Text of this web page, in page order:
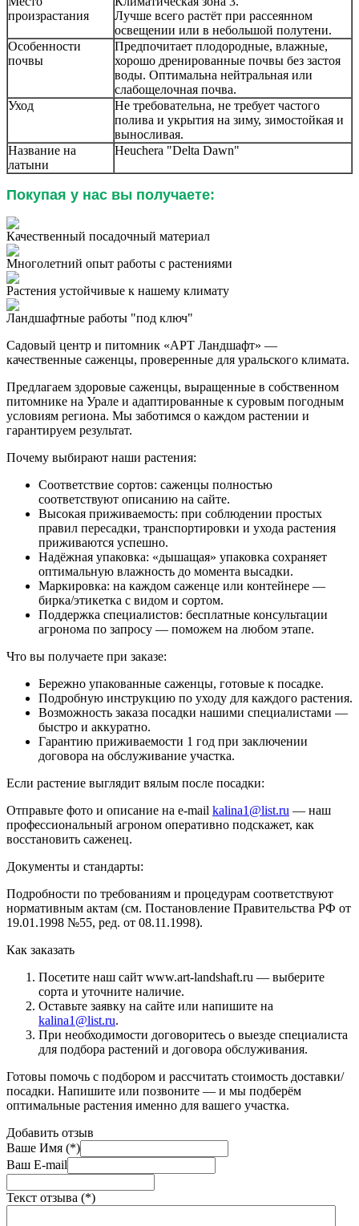
произрастания
Лучше всего растёт при рассеянном
освещении или в небольшой полутени.
Особенности
почвы
Предпочитает плодородные, влажные,
хорошо дренированные почвы без застоя
воды. Оптимальна нейтральная или
слабощелочная почва.
Уход
Не требовательна, не требует частого
полива и укрытия на зиму, зимостойкая и
выносливая.
Название на
латыни
Heuchera "Delta Dawn"
Покупая у нас вы получаете:
Качественный посадочный материал
Многолетний опыт работы с растениями
Растения устойчивые к нашему климату
Ландшафтные работы "под ключ"
Садовый центр и питомник «АРТ Ландшафт» —
качественные саженцы, проверенные для уральского климата.
Предлагаем здоровые саженцы, выращенные в собственном
питомнике на Урале и адаптированные к суровым погодным
условиям региона. Мы заботимся о каждом растении и
гарантируем результат.
Почему выбирают наши растения:
Соответствие сортов: саженцы полностью
соответствуют описанию на сайте.
Высокая приживаемость: при соблюдении простых
правил пересадки, транспортировки и ухода растения
приживаются успешно.
Надёжная упаковка: «дышащая» упаковка сохраняет
оптимальную влажность до момента высадки.
Маркировка: на каждом саженце или контейнере —
бирка/этикетка с видом и сортом.
Поддержка специалистов: бесплатные консультации
агронома по запросу — поможем на любом этапе.
Что вы получаете при заказе:
Бережно упакованные саженцы, готовые к посадке.
Подробную инструкцию по уходу для каждого растения.
Возможность заказа посадки нашими специалистами —
быстро и аккуратно.
Гарантию приживаемости 1 год при заключении
договора на обслуживание участка.
Если растение выглядит вялым после посадки:
Отправьте фото и описание на e-mail kalina1@list.ru — наш
профессиональный агроном оперативно подскажет, как
восстановить саженец.
Документы и стандарты:
Подробности по требованиям и процедурам соответствуют
нормативным актам (см. Постановление Правительства РФ от
19.01.1998 №55, ред. от 08.11.1998).
Как заказать
Посетите наш сайт www.art-landshaft.ru — выберите
сорта и уточните наличие.
Оставьте заявку на сайте или напишите на
kalina1@list.ru.
При необходимости договоритесь о выезде специалиста
для подбора растений и договора обслуживания.
Готовы помочь с подбором и рассчитать стоимость доставки/
посадки. Напишите или позвоните — и мы подберём
оптимальные растения именно для вашего участка.
Добавить отзыв
Ваше Имя (*)
Ваш E-mail
Текст отзыва (*)